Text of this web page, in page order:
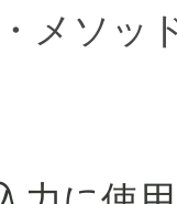
メソッ